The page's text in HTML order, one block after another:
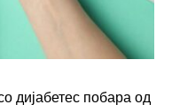
дијабетес побара од